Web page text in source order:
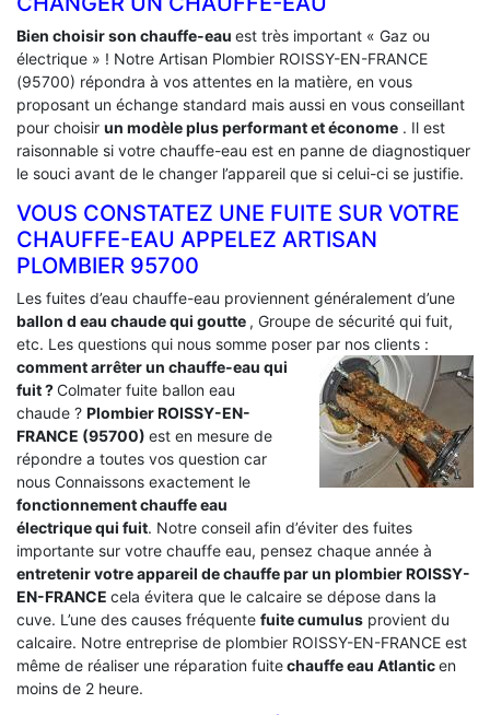
Bien choisir son chauffe-eau est très important « Gaz ou
électrique » ! Notre Artisan Plombier ROISSY-EN-FRANCE
(95700) répondra à vos attentes en la matière, en vous
proposant un échange standard mais aussi en vous conseillant
pour choisir un modèle plus performant et économe . Il est
raisonnable si votre chauffe-eau est en panne de diagnostiquer
le souci avant de le changer l’appareil que si celui-ci se justifie.
VOUS CONSTATEZ UNE FUITE SUR VOTRE
CHAUFFE-EAU APPELEZ ARTISAN
PLOMBIER 95700
Les fuites d’eau chauffe-eau proviennent généralement d’une
ballon d eau chaude qui goutte , Groupe de sécurité qui fuit,
etc. Les questions qui nous somme poser par nos clients :
comment arrêter un chauffe-eau qui
fuit ?Colmater fuite ballon eau
chaude ? Plombier ROISSY-EN-
FRANCE (95700) est en mesure de
répondre a toutes vos question car
nous Connaissons exactement le
fonctionnement chauffe eau
électrique qui fuit. Notre conseil afin d’éviter des fuites
importante sur votre chauffe eau, pensez chaque année à
entretenir votre appareil de chauffe par un plombier ROISSY-
EN-FRANCE cela évitera que le calcaire se dépose dans la
cuve. L’une des causes fréquente fuite cumulus provient du
calcaire. Notre entreprise de plombier ROISSY-EN-FRANCE est
même de réaliser une réparation fuitechauffe eau Atlanticen
moins de 2 heure.